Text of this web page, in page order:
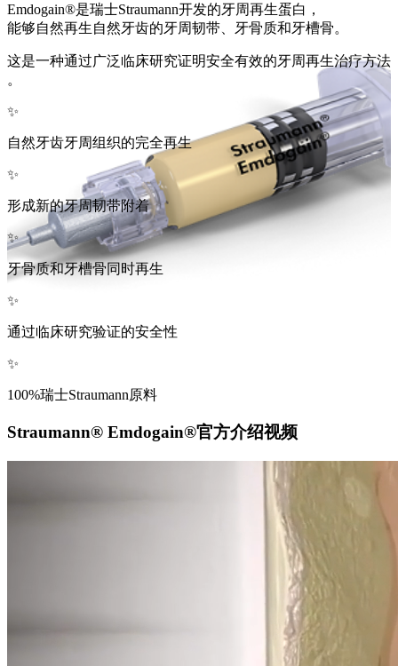
Emdogain®是瑞士Straumann开发的牙周再生蛋白，
能够自然再生自然牙齿的牙周韧带、牙骨质和牙槽骨。
这是一种通过广泛临床研究证明安全有效的牙周再生治疗方法
。
✨
自然牙齿牙周组织的完全再生
✨
形成新的牙周韧带附着
✨
牙骨质和牙槽骨同时再生
✨
通过临床研究验证的安全性
✨
100%瑞士Straumann原料
Straumann® Emdogain®官方介绍视频